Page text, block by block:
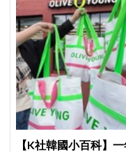
【K社韓國小百科】